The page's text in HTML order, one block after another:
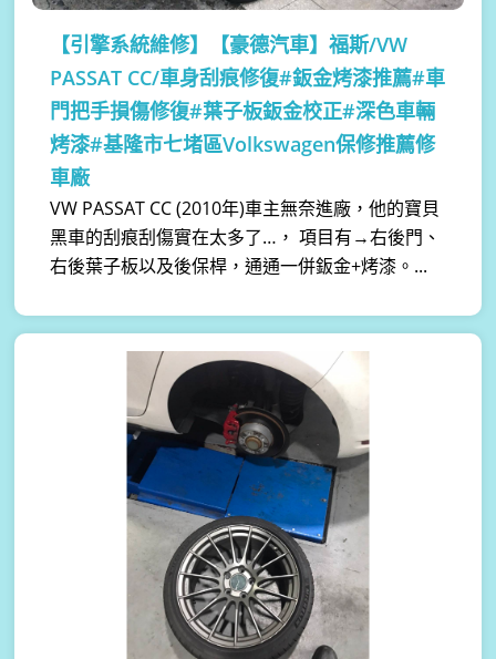
【引擎系統維修】
【豪德汽車】福斯/VW
PASSAT CC/車身刮痕修復#鈑金烤漆推薦#車
門把手損傷修復#葉子板鈑金校正#深色車輛
烤漆#基隆市七堵區Volkswagen保修推薦修
車廠
VW PASSAT CC (2010年)車主無奈進廠，他的寶貝
黑車的刮痕刮傷實在太多了…， 項目有→右後門、
右後葉子板以及後保桿，通通一併鈑金+烤漆。...